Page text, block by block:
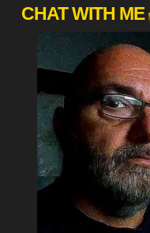
CHAT WITH ME